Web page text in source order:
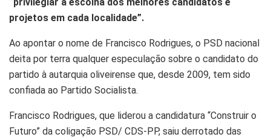
projetos em cada localidade”.
Ao apontar o nome de Francisco Rodrigues, o PSD nacional
deita por terra qualquer especulação sobre o candidato do
partido à autarquia oliveirense que, desde 2009, tem sido
confiada ao Partido Socialista.
Francisco Rodrigues, que liderou a candidatura “Construir o
Futuro” da coligação PSD/ CDS-PP, saiu derrotado das